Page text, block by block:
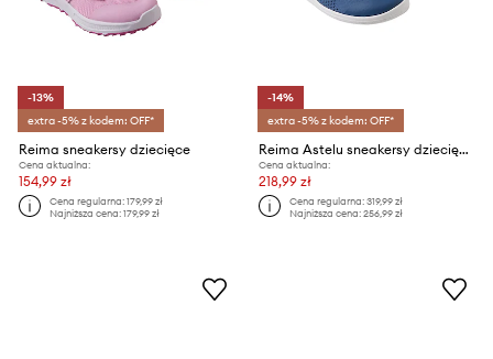
-13%
extra -5% z kodem: OFF*
Reima sneakersy dziecięce
Cena aktualna:
154,99 zł
Cena regularna:179,99 zł
Najniższa cena:179,99 zł
-14%
extra -5% z kodem: OFF*
Reima Astelu sneakersy dziecięce
Cena aktualna:
218,99 zł
Cena regularna:319,99 zł
Najniższa cena:256,99 zł